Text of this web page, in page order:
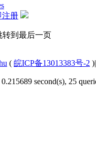
注册
转到最后一页
( 皖ICP备13013383号-2 )|
0.215689 second(s), 25